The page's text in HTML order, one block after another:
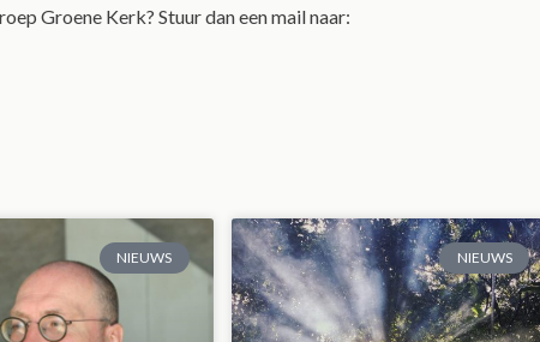
Groene Kerk? Stuur dan een mail naar:
NIEUWS NIEUWS